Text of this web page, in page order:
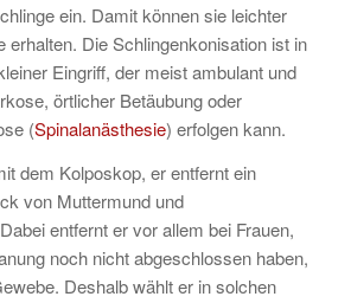
ein. Damit können sie leichter
erhalten. Die Schlingenkonisation ist in
Eingriff, der meist ambulant und
örtlicher Betäubung oder
(Spinalanästhesie) erfolgen kann.
dem Kolposkop, er entfernt ein
von Muttermund und
entfernt er vor allem bei Frauen,
noch nicht abgeschlossen haben,
Deshalb wählt er in solchen